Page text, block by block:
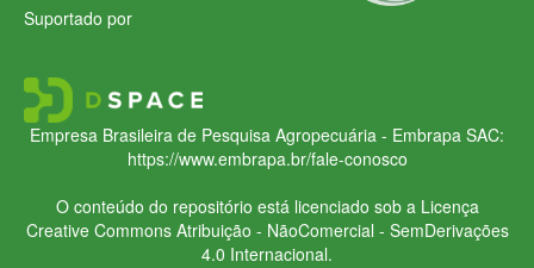
Suportado por
Empresa Brasileira de Pesquisa Agropecuária - Embrapa SAC:
https://www.embrapa.br/fale-conosco
O conteúdo do repositório está licenciado sob a Licença
Creative CommonsAtribuição - NãoComercial - SemDerivações
4.0 Internacional.